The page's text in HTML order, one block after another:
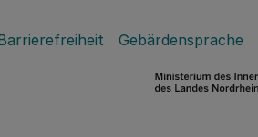
Gebärdensprache